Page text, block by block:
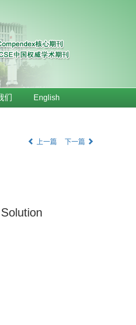
们 English
上一篇 下一篇